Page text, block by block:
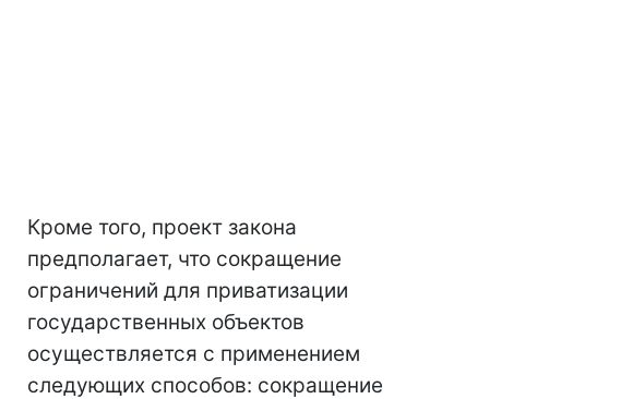
Кроме того, проект закона
предполагает, что сокращение
ограничений для приватизации
государственных объектов
осуществляется с применением
следующих способов: сокращение